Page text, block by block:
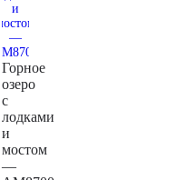
Горное
озеро
с
лодками
и
мостом
—